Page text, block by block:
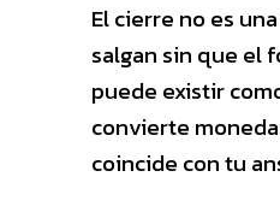
El cierre no es
salgan sin que el
puede existir
convierte
coincide con tu